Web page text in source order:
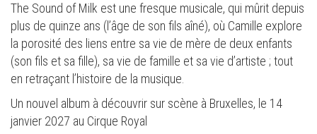
The Sound of Milk est une fresque musicale, qui mûrit depuis
plus de quinze ans (l’âge de son fils aîné), où Camille explore
la porosité des liens entre sa vie de mère de deux enfants
(son fils et sa fille), sa vie de famille et sa vie d’artiste ; tout
en retraçant l’histoire de la musique.
Un nouvel album à découvrir sur scène à Bruxelles, le 14
janvier 2027 au Cirque Royal